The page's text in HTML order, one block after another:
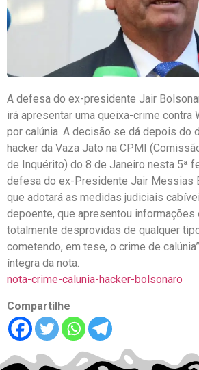
A defesa do ex-presidente Jair
irá apresentar uma queixa-crime contra
por calúnia. A decisão se dá depois do
hacker da Vaza Jato na CPMI
de Inquérito) do 8 de Janeiro nesta 5ª
defesa do ex-Presidente Jair Messias
que adotará as medidas judiciais
depoente, que apresentou
totalmente desprovidas de qualquer
cometendo, em tese, o crime de
íntegra da nota.
nota-crime-calunia-hacker-bolsonaro
Compartilhe